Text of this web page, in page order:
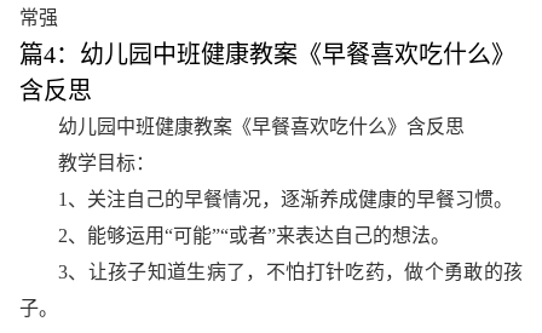
常强
篇4：幼儿园中班健康教案《早餐喜欢吃什么》
含反思
幼儿园中班健康教案《早餐喜欢吃什么》含反思
教学目标：
1、关注自己的早餐情况，逐渐养成健康的早餐习惯。
2、能够运用“可能”“或者”来表达自己的想法。
3、让孩子知道生病了，不怕打针吃药，做个勇敢的孩
子。